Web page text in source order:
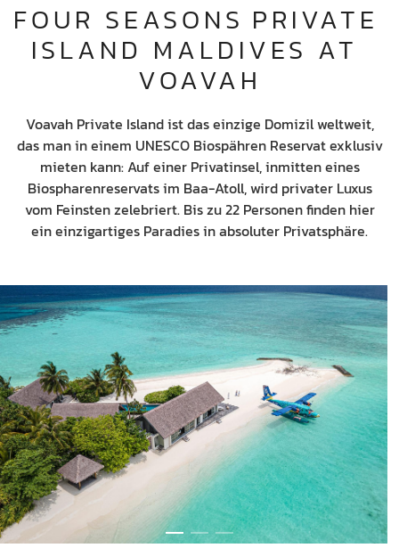
FOUR SEASONS PRIVATE
ISLAND MALDIVES AT
VOAVAH
Voavah Private Island ist das einzige Domizil weltweit,
das man in einem UNESCO Biospähren Reservat exklusiv
mieten kann: Auf einer Privatinsel, inmitten eines
Biospharenreservats im Baa-Atoll, wird privater Luxus
vom Feinsten zelebriert. Bis zu 22 Personen finden hier
ein einzigartiges Paradies in absoluter Privatsphäre.